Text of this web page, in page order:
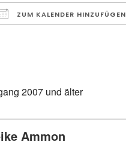
ZUM KALENDER HINZUFÜGEN
2007 und älter
Ammon